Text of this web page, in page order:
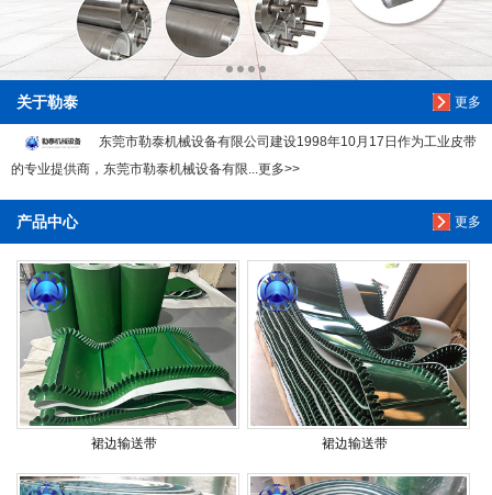
更多
关于勒泰
东莞市勒泰机械设备有限公司建设1998年10月17日作为工业皮带
的专业提供商，东莞市勒泰机械设备有限...更多>>
更多
产品中心
裙边输送带 裙边输送带